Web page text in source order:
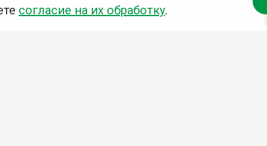
согласие на их обработку.